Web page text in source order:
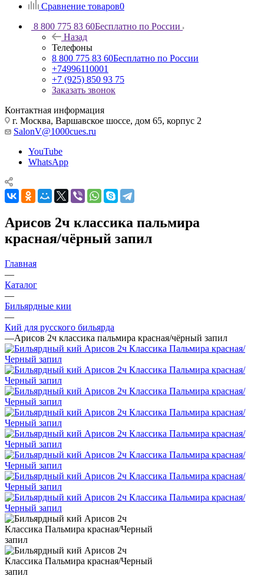
Сравнение товаров0
8 800 775 83 60Бесплатно по России
Назад
Телефоны
8 800 775 83 60Бесплатно по России
+74996110001
+7 (925) 850 93 75
Заказать звонок
Контактная информация
г. Москва, Варшавское шоссе, дом 65, корпус 2
SalonV@1000cues.ru
YouTube
WhatsApp
Арисов 2ч классика пальмира
красная/чёрный запил
Главная
—
Каталог
—
Бильярдные кии
—
Кий для русского бильярда
—Арисов 2ч классика пальмира красная/чёрный запил